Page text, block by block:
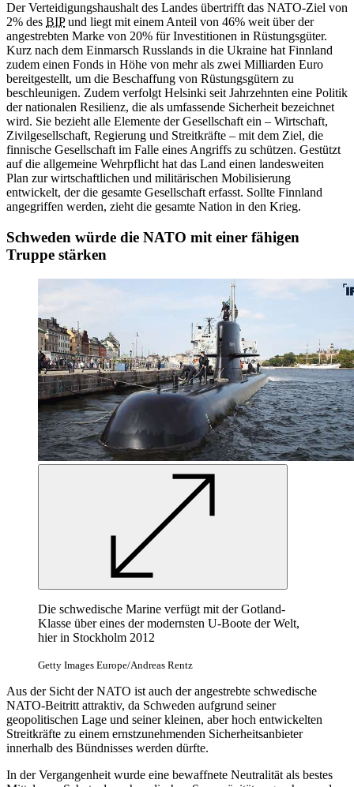
Der Verteidigungshaushalt des Landes übertrifft das NATO-Ziel von
2% des BIPund liegt mit einem Anteil von 46% weit über der
angestrebten Marke von 20% für Investitionen in Rüstungsgüter.
Kurz nach dem Einmarsch Russlands in die Ukraine hat Finnland
zudem einen Fonds in Höhe von mehr als zwei Milliarden Euro
bereitgestellt, um die Beschaffung von Rüstungsgütern zu
beschleunigen. Zudem verfolgt Helsinki seit Jahrzehnten eine Politik
der nationalen Resilienz, die als umfassende Sicherheit bezeichnet
wird. Sie bezieht alle Elemente der Gesellschaft ein – Wirtschaft,
Zivilgesellschaft, Regierung und Streitkräfte – mit dem Ziel, die
finnische Gesellschaft im Falle eines Angriffs zu schützen. Gestützt
auf die allgemeine Wehrpflicht hat das Land einen landesweiten
Plan zur wirtschaftlichen und militärischen Mobilisierung
entwickelt, der die gesamte Gesellschaft erfasst. Sollte Finnland
angegriffen werden, zieht die gesamte Nation in den Krieg.
Schweden würde die NATO mit einer fähigen
Truppe stärken
Die schwedische Marine verfügt mit der Gotland-
Klasse über eines der modernsten U-Boote der Welt,
hier in Stockholm 2012
Getty Images Europe/Andreas Rentz
Aus der Sicht der NATO ist auch der angestrebte schwedische
NATO-Beitritt attraktiv, da Schweden aufgrund seiner
geopolitischen Lage und seiner kleinen, aber hoch entwickelten
Streitkräfte zu einem ernstzunehmenden Sicherheitsanbieter
innerhalb des Bündnisses werden dürfte.
In der Vergangenheit wurde eine bewaffnete Neutralität als bestes